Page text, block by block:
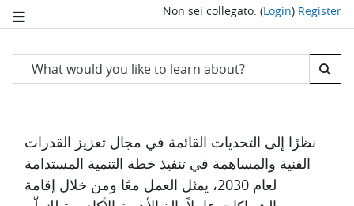
Non sei collegato. (Login) Register
Blocchi
Salta FAO Search
الشركاء
نظرًا إلى التحديات القائمة في مجال تعزيز القدرات
الفنية والمساهمة في تنفيذ خطة التنمية المستدامة
لعام 2030، يمثل العمل معًا ومن خلال إقامة